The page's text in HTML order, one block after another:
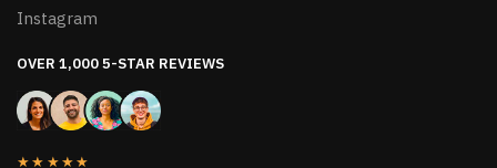
Instagram
OVER 1,000 5-STAR REVIEWS
★★★★★